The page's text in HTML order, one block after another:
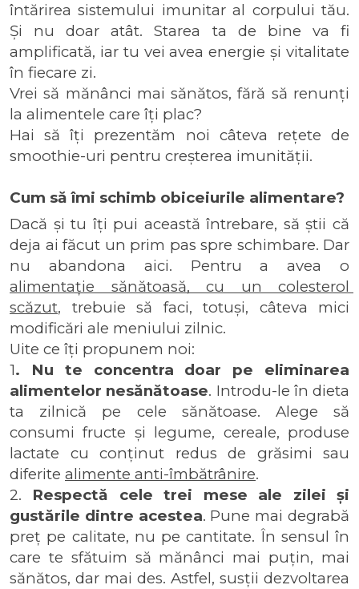
întărirea sistemului imunitar al corpului tău.
Și nu doar atât. Starea ta de bine va fi
amplificată, iar tu vei avea energie și vitalitate
în fiecare zi.
Vrei să mănânci mai sănătos, fără să renunți
la alimentele care îți plac?
Hai să îți prezentăm noi câteva rețete de
smoothie-uri pentru creșterea imunității.
Cum să îmi schimb obiceiurile alimentare?
Dacă și tu îți pui această întrebare, să știi că
deja ai făcut un prim pas spre schimbare. Dar
alimentație sănătoasă, cu un colesterol
scăzut, trebuie să faci, totuși, câteva mici
modificări ale meniului zilnic.
Uite ce îți propunem noi:
1. Nu te concentra doar pe eliminarea
alimentelor nesănătoase. Introdu-le în dieta
ta zilnică pe cele sănătoase. Alege să
consumi fructe și legume, cereale, produse
lactate cu conținut redus de grăsimi sau
diferite alimente anti-îmbătrânire.
2. Respectă cele trei mese ale zilei și
gustările dintre acestea. Pune mai degrabă
preț pe calitate, nu pe cantitate. În sensul în
care te sfătuim să mănânci mai puțin, mai
sănătos, dar mai des. Astfel, susții dezvoltarea